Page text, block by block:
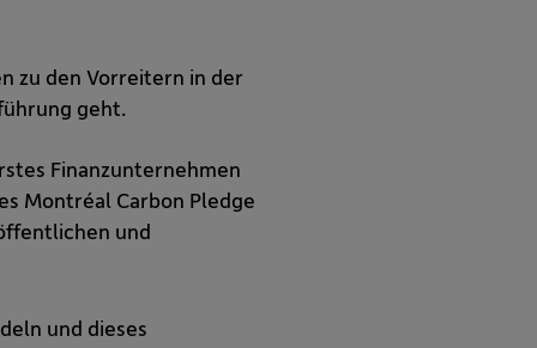
zu den Vorreitern in der
geht.
Finanzunternehmen
Montréal Carbon Pledge
und
und dieses